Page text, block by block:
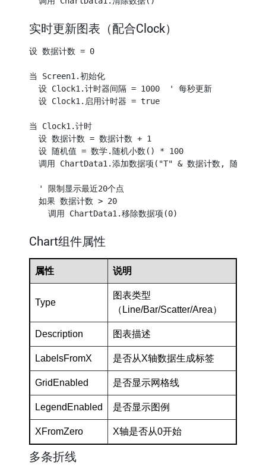
实时更新图表（配合Clock）
设 数据计数 = 0
当 Screen1.初始化
  设 Clock1.计时器间隔 = 1000  ' 每秒更新
  设 Clock1.启用计时器 = true
当 Clock1.计时
  设 数据计数 = 数据计数 + 1
  设 随机值 = 数学.随机小数() * 100
  调用 ChartData1.添加数据项("T" & 数据计数, 随机值)
  ' 限制显示最近20个点
  如果 数据计数 > 20
Chart组件属性
属性 说明
Type
图表类型
（Line/Bar/Scatter/Area）
Description 图表描述
LabelsFromX 是否从X轴数据生成标签
GridEnabled 是否显示网格线
LegendEnabled 是否显示图例
XFromZero X轴是否从0开始
多条折线